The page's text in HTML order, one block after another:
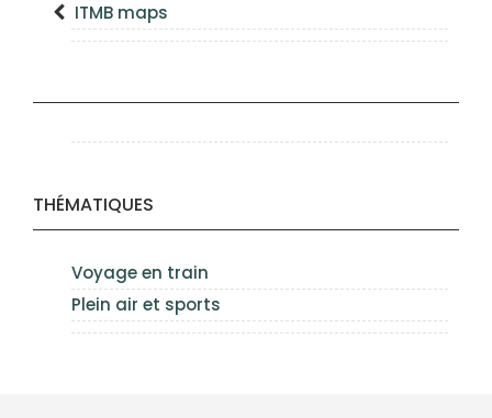
ITMB maps
THÉMATIQUES
Voyage en train
Plein air et sports